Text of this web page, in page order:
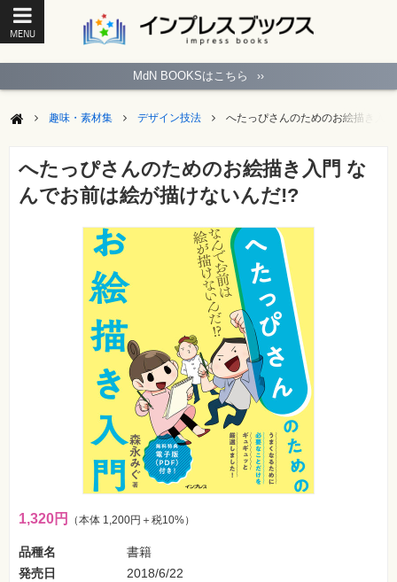
MENU
ペ
ジ
ソ
コ
ン
ソ
テ
ィ
グ
MdN BOOKSはこちら ››
趣味・素材集 デザイン技法 へたっぴさんのためのお絵描き入
へたっぴさんのためのお絵描き入門 な
んでお前は絵が描けないんだ!?
1,320円 （本体 1,200円＋税10%）
品種名
書籍
発売日
2018/6/22